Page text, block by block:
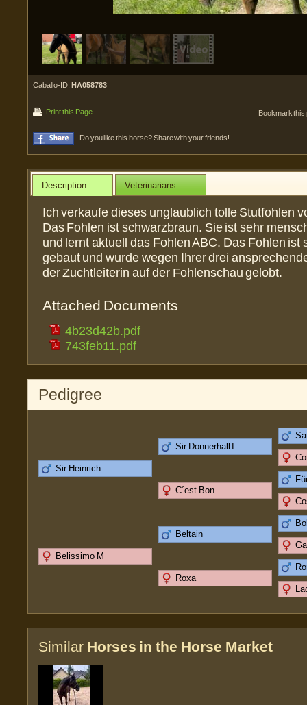
Caballo-ID: HA058783
Print this Page Bookmark
Do you like this horse? Share with your friends!
Description Veterinarians
Ich verkaufe dieses unglaublich tolle Stutfohlen
Das Fohlen ist schwarzbraun. Sie ist sehr
und lernt aktuell das Fohlen ABC. Das Fohlen ist
gebaut und wurde wegen Ihrer drei
der Zuchtleiterin auf der Fohlenschau gelobt.
Attached Documents
4b23d42b.pdf
743feb11.pdf
Pedigree
Sir Heinrich
Sir Donnerhall I
C´est Bon
Belissimo M
Beltain
Roxa
Similar Horses in the Horse Market